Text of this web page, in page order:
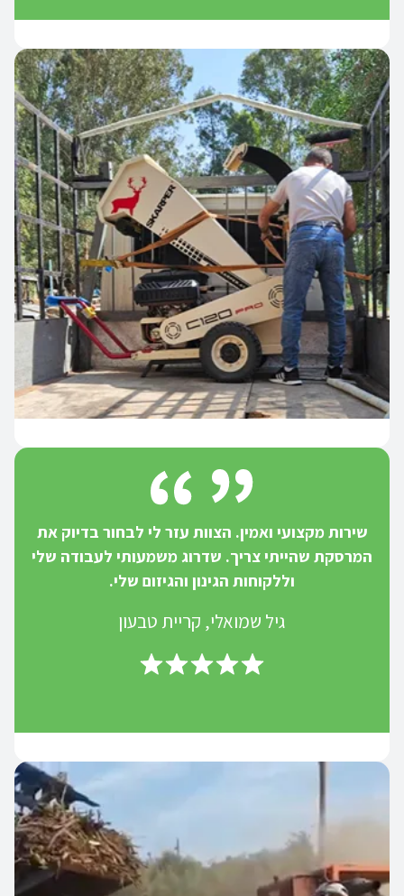
שירות מקצועי ואמין. הצוות עזר לי לבחור בדיוק את
המרסקת שהייתי צריך. שדרוג משמעותי לעבודה שלי
וללקוחות הגינון והגיזום שלי.
גיל שמואלי, קריית טבעון